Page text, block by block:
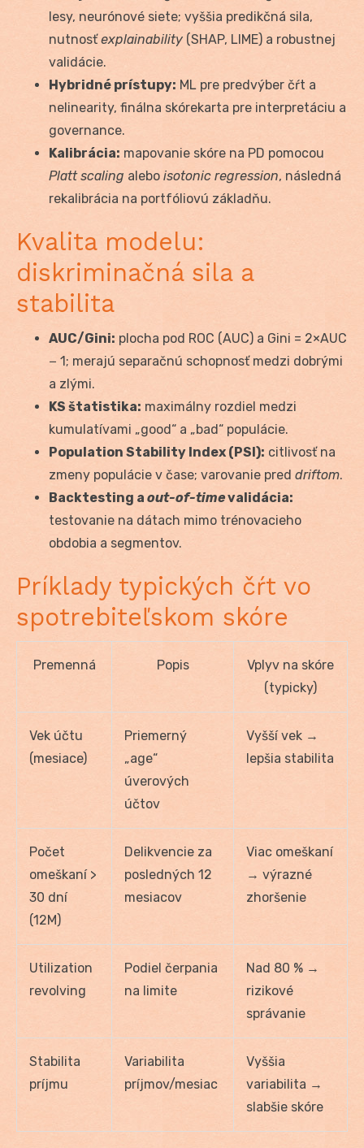
lesy, neurónové siete; vyššia predikčná sila,
nutnosťexplainability (SHAP, LIME) a robustnej
validácie.
Hybridné prístupy: ML pre predvýber čŕt a
nelinearity, finálna skórekarta pre interpretáciu a
governance.
Kalibrácia: mapovanie skóre na PD pomocou
Platt scaling alebo isotonic regression, následná
rekalibrácia na portfóliovú základňu.
Kvalita modelu:
diskriminačná sila a
stabilita
AUC/Gini: plocha pod ROC (AUC) a Gini = 2×AUC
− 1; merajú separačnú schopnosť medzi dobrými
a zlými.
KS štatistika: maximálny rozdiel medzi
kumulatívami „good“ a „bad“ populácie.
Population Stability Index (PSI): citlivosť na
zmeny populácie v čase; varovanie pred driftom.
Backtesting a out-of-timevalidácia:
testovanie na dátach mimo trénovacieho
obdobia a segmentov.
Príklady typických čŕt vo
spotrebiteľskom skóre
Premenná Popis
Vplyv na skóre
(typicky)
Vek účtu
(mesiace)
Priemerný
„age“
úverových
účtov
Vyšší vek →
lepšia stabilita
Počet
omeškaní >
30 dní
(12M)
Delikvencie za
posledných 12
mesiacov
Viac omeškaní
→ výrazné
zhoršenie
Utilization
revolving
Podiel čerpania
na limite
Nad 80 % →
rizikové
správanie
Stabilita
príjmu
Variabilita
príjmov/mesiac
Vyššia
variabilita →
slabšie skóre